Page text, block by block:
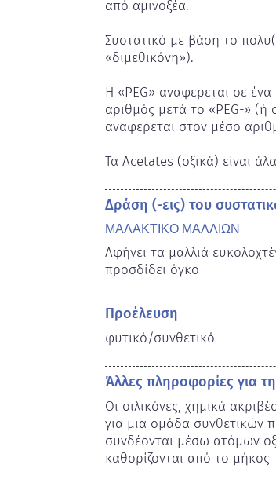
από αμινοξέα.
Συστατικό με βάση το
«διμεθικόνη»).
Η «PEG» αναφέρεται σε
αριθμός μετά το «PEG-»
αναφέρεται στον μέσο
Τα Acetates (οξικά) είναι
Δράση (-εις) του
ΜΑΛΑΚΤΙΚΟ ΜΑΛΛΙΩΝ
Αφήνει τα μαλλιά
προσδίδει όγκο
Προέλευση
φυτικό/συνθετικό
Άλλες πληροφορίες για
Οι σιλικόνες, χημικά
για μια ομάδα συνθετικών
συνδέονται μέσω ατόμων
καθορίζονται από το μήκος